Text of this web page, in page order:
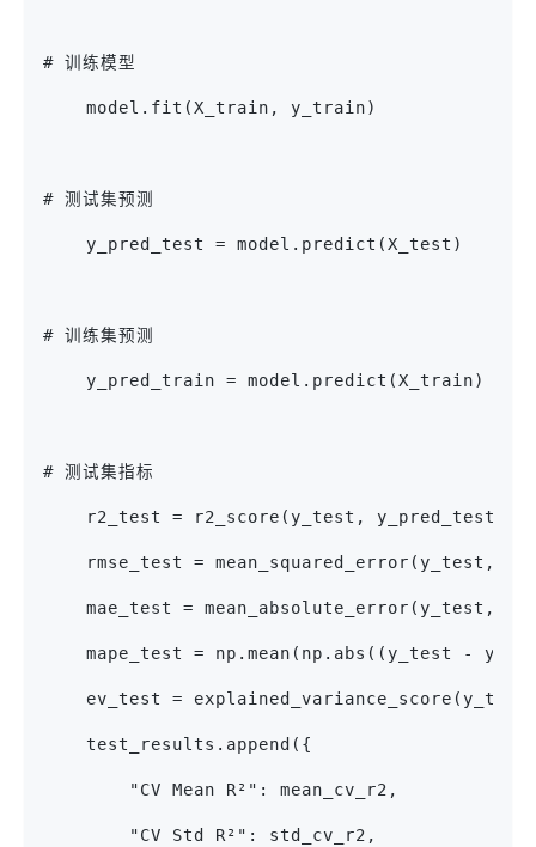
# 训练模型
    model.fit(X_train, y_train)
# 测试集预测
    y_pred_test = model.predict(X_test)
# 训练集预测
    y_pred_train = model.predict(X_train)
# 测试集指标
    r2_test = r2_score(y_test, y_pred_test)
rmse_test = mean_squared_error(y_test,
mae_test = mean_absolute_error(y_test,
mape_test = np.mean(np.abs((y_test -
ev_test =
    test_results.append({
        "CV Mean R²": mean_cv_r2,
        "CV Std R²": std_cv_r2,